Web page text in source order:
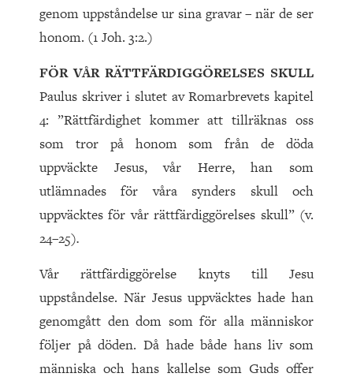
genom uppståndelse ur sina gravar – när de ser
honom. (1 Joh. 3:2.)
FÖR VÅR RÄTTFÄRDIGGÖRELSES SKULL
Paulus skriver i slutet av Romarbrevets kapitel
4: ”Rättfärdighet kommer att tillräknas oss
som tror på honom som från de döda
uppväckte Jesus, vår Herre, han som
utlämnades för våra synders skull och
uppväcktes för vår rättfärdiggörelses skull” (v.
24–25).
Vår rättfärdiggörelse knyts till Jesu
uppståndelse. När Jesus uppväcktes hade han
genomgått den dom som för alla människor
följer på döden. Då hade både hans liv som
människa och hans kallelse som Guds offer